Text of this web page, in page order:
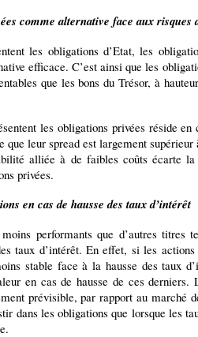
comme alternative face aux risques
les obligations d’Etat, les
efficace. C’est ainsi que les
que les bons du Trésor, à
les obligations privées réside en
que leur spread est largement supérieur
alliée à de faibles coûts écarte
privées.
en cas de hausse des taux d’intérêt
performants que d’autres titres
taux d’intérêt. En effet, si les actions
stable face à la hausse des taux
en cas de hausse de ces derniers.
prévisible, par rapport au marché
dans les obligations que lorsque les